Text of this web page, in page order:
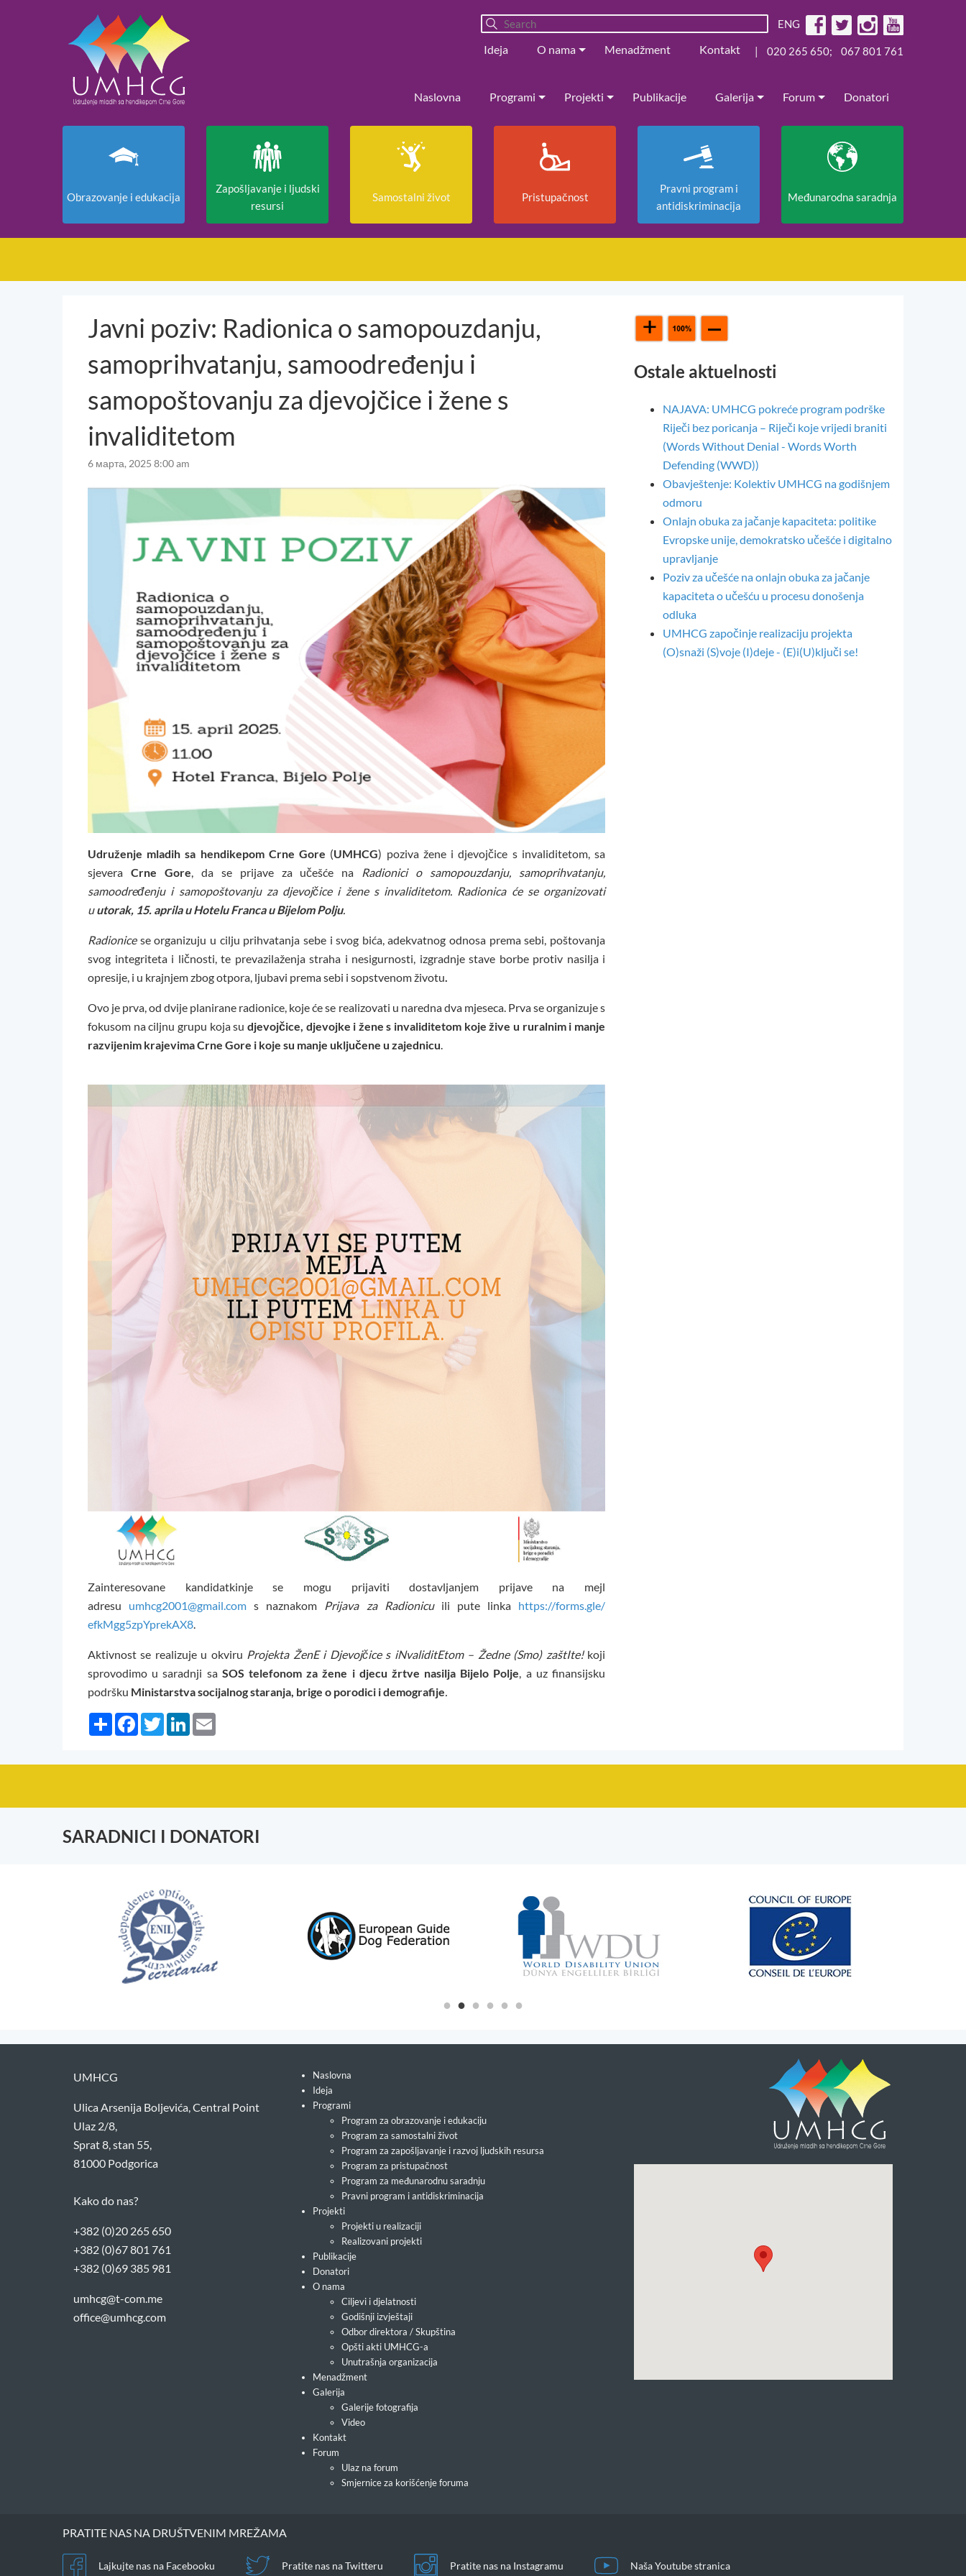
ENG
Ideja O nama Menadžment Kontakt | 020 265 650; 067 801 761
Naslovna Programi Projekti Publikacije Galerija Forum Donatori
Obrazovanje i edukacija
Zapošljavanje i ljudski
resursi
Samostalni život Pristupačnost
Pravni program i
antidiskriminacija
Međunarodna saradnja
Javni poziv: Radionica o samopouzdanju,
samoprihvatanju, samoodređenju i
samopoštovanju za djevojčice i žene s
invaliditetom
6 марта, 2025 8:00 am
Udruženje mladih sa hendikepom Crne Gore (UMHCG) poziva žene i djevojčice s invaliditetom, sa
sjevera Crne Gore, da se prijave za učešće na Radionici o samopouzdanju, samoprihvatanju,
samoodređenju i samopoštovanju za djevojčice i žene s invaliditetom. Radionica će se organizovati
uutorak, 15. aprila u Hotelu Franca u Bijelom Polju.
Radionice se organizuju u cilju prihvatanja sebe i svog bića, adekvatnog odnosa prema sebi, poštovanja
svog integriteta i ličnosti, te prevazilaženja straha i nesigurnosti, izgradnje stave borbe protiv nasilja i
opresije, i u krajnjem zbog otpora, ljubavi prema sebi i sopstvenom životu.
Ovo je prva, od dvije planirane radionice, koje će se realizovati u naredna dva mjeseca. Prva se organizuje s
fokusom na ciljnu grupu koja su djevojčice, djevojke i žene s invaliditetom koje žive u ruralnim i manje
razvijenim krajevima Crne Gore i koje su manje uključene u zajednicu.
Zainteresovane kandidatkinje se mogu prijaviti dostavljanjem prijave na mejl
adresu umhcg2001@gmail.com s naznakom Prijava za Radionicu ili pute linka https://forms.gle/
efkMgg5zpYprekAX8.
Aktivnost se realizuje u okviru Projekta ŽenE i Djevojčice s iNvaliditEtom – Žedne (Smo) zaštIte!koji
sprovodimo u saradnji sa SOS telefonom za žene i djecu žrtve nasilja Bijelo Polje, a uz finansijsku
podršku Ministarstva socijalnog staranja, brige o porodici i demografije.
Share FacebookTwitterLinkedIn
Ostale aktuelnosti
NAJAVA: UMHCG pokreće program podrške
Riječi bez poricanja – Riječi koje vrijedi braniti
(Words Without Denial - Words Worth
Defending (WWD))
Obavještenje: Kolektiv UMHCG na godišnjem
odmoru
Onlajn obuka za jačanje kapaciteta: politike
Evropske unije, demokratsko učešće i digitalno
upravljanje
Poziv za učešće na onlajn obuka za jačanje
kapaciteta o učešću u procesu donošenja
odluka
UMHCG započinje realizaciju projekta
(O)snaži (S)voje (I)deje - (E)i(U)ključi se!
SARADNICI I DONATORI
UMHCG
Ulica Arsenija Boljevića, Central Point
Ulaz 2/8,
Sprat 8, stan 55,
81000 Podgorica
Kako do nas?
+382 (0)20 265 650
+382 (0)67 801 761
+382 (0)69 385 981
umhcg@t-com.me
office@umhcg.com
Naslovna
Ideja
Programi
Program za obrazovanje i edukaciju
Program za samostalni život
Program za zapošljavanje i razvoj ljudskih resursa
Program za pristupačnost
Program za međunarodnu saradnju
Pravni program i antidiskriminacija
Projekti
Projekti u realizaciji
Realizovani projekti
Publikacije
Donatori
O nama
Ciljevi i djelatnosti
Godišnji izvještaji
Odbor direktora / Skupština
Opšti akti UMHCG-a
Unutrašnja organizacija
Menadžment
Galerija
Galerije fotografija
Video
Kontakt
Forum
Ulaz na forum
Smjernice za korišćenje foruma
PRATITE NAS NA DRUŠTVENIM MREŽAMA
Lajkujte nas na Facebooku Pratite nas na Twitteru Pratite nas na Instagramu Naša Youtube stranica